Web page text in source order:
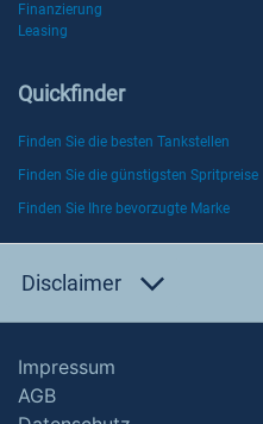
Finanzierung
Leasing
Quickfinder
Finden Sie die besten Tankstellen
Finden Sie die günstigsten Spritpreise
Finden Sie Ihre bevorzugte Marke
Disclaimer
Impressum
AGB